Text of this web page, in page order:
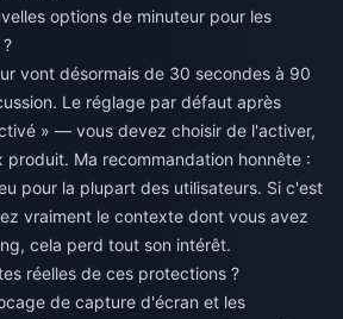
options de minuteur pour les
vont désormais de 30 secondes à 90
Le réglage par défaut après
» — vous devez choisir de l'activer,
produit. Ma recommandation honnête :
pour la plupart des utilisateurs. Si c'est
vraiment le contexte dont vous avez
cela perd tout son intérêt.
réelles de ces protections ?
de capture d'écran et les